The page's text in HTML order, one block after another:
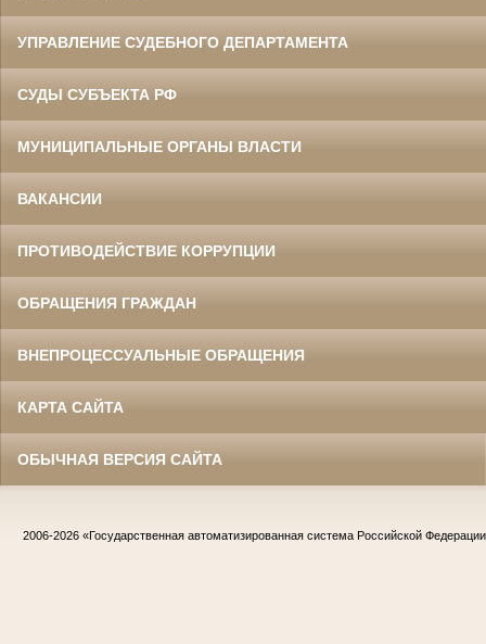
УПРАВЛЕНИЕ СУДЕБНОГО ДЕПАРТАМЕНТА
СУДЫ СУБЪЕКТА РФ
МУНИЦИПАЛЬНЫЕ ОРГАНЫ ВЛАСТИ
ВАКАНСИИ
ПРОТИВОДЕЙСТВИЕ КОРРУПЦИИ
ОБРАЩЕНИЯ ГРАЖДАН
ВНЕПРОЦЕССУАЛЬНЫЕ ОБРАЩЕНИЯ
КАРТА САЙТА
ОБЫЧНАЯ ВЕРСИЯ САЙТА
2006-2026 «Государственная автоматизированная система Российской